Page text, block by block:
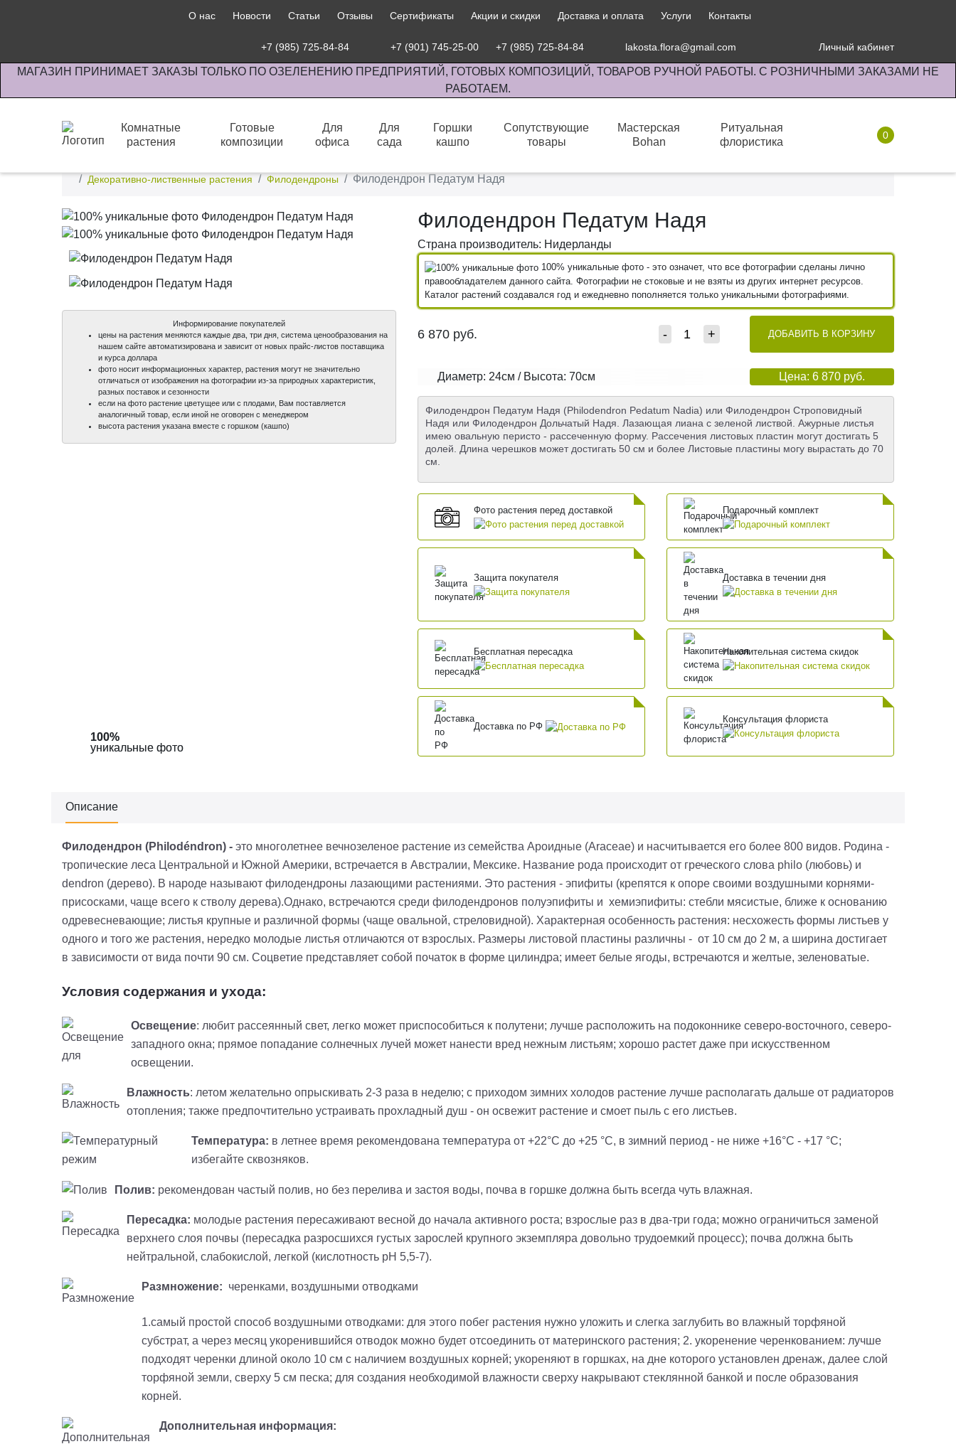
О нас Новости Статьи Отзывы Сертификаты Акции и скидки Доставка и оплата Услуги Контакты
+7 (985) 725-84-84 +7 (901) 745-25-00 +7 (985) 725-84-84 lakosta.flora@gmail.com Личный кабинет
МАГАЗИН ПРИНИМАЕТ ЗАКАЗЫ ТОЛЬКО ПО ОЗЕЛЕНЕНИЮ ПРЕДПРИЯТИЙ, ГОТОВЫХ КОМПОЗИЦИЙ, ТОВАРОВ РУЧНОЙ РАБОТЫ. С РОЗНИЧНЫМИ ЗАКАЗАМИ НЕ
РАБОТАЕМ.
Комнатные
растения
Готовые
композиции
Для
офиса
Для
сада
Горшки
кашпо
Сопутствующие
товары
Мастерская
Bohan
Ритуальная
флористика
0
Декоративно-лиственные растения
Филодендроны Филодендрон Педатум Надя
100%
уникальные фото
100%
уникальные фото
Информирование покупателей
цены на растения меняются каждые два, три дня, система ценообразования на
нашем сайте автоматизирована и зависит от новых прайс-листов поставщика
и курса доллара
фото носит информационных характер, растения могут не значительно
отличаться от изображения на фотографии из-за природных характеристик,
разных поставок и сезонности
если на фото растение цветущее или с плодами, Вам поставляется
аналогичный товар, если иной не оговорен с менеджером
высота растения указана вместе с горшком (кашпо)
Филодендрон Педатум Надя
Страна производитель: Нидерланды
100% уникальные фото - это означет, что все фотографии сделаны лично
правообладателем данного сайта. Фотографии не стоковые и не взяты из других интернет ресурсов.
Каталог растений создавался год и ежедневно пополняется только уникальными фотографиями.
6 870 руб. - + ДОБАВИТЬ В КОРЗИНУ
Диаметр: 24см / Высота: 70см Цена: 6 870 руб.
Филодендрон Педатум Надя (Philodendron Pedatum Nadia) или Филодендрон Строповидный
Надя или Филодендрон Дольчатый Надя. Лазающая лиана с зеленой листвой. Ажурные листья
имею овальную перисто - рассеченную форму. Рассечения листовых пластин могут достигать 5
долей. Длина черешков может достигать 50 см и более Листовые пластины могу вырастать до 70
см.
Фото растения перед доставкой Подарочный комплект
Защита покупателя Доставка в течении дня
Бесплатная пересадка Накопительная система скидок
Доставка по РФ
Консультация флориста
Описание
Филодендрон (Philodéndron) - это многолетнее вечнозеленое растение из семейства Ароидные (Araceae) и насчитывается его более 800 видов. Родина -
тропические леса Центральной и Южной Америки, встречается в Австралии, Мексике. Название рода происходит от греческого слова philo (любовь) и
dendron (дерево). В народе называют филодендроны лазающими растениями. Это растения - эпифиты (крепятся к опоре своими воздушными корнями-
присосками, чаще всего к стволу дерева).Однако, встречаются среди филодендронов полуэпифиты и хемиэпифиты: стебли мясистые, ближе к основанию
одревесневающие; листья крупные и различной формы (чаще овальной, стреловидной). Характерная особенность растения: несхожесть формы листьев у
одного и того же растения, нередко молодые листья отличаются от взрослых. Размеры листовой пластины различны - от 10 см до 2 м, а ширина достигает
в зависимости от вида почти 90 см. Соцветие представляет собой початок в форме цилиндра; имеет белые ягоды, встречаются и желтые, зеленоватые.
Условия содержания и ухода:
Освещение: любит рассеянный свет, легко может приспособиться к полутени; лучше расположить на подоконнике северо-восточного, северо-
западного окна; прямое попадание солнечных лучей может нанести вред нежным листьям; хорошо растет даже при искусственном
освещении.
Влажность: летом желательно опрыскивать 2-3 раза в неделю; с приходом зимних холодов растение лучше располагать дальше от радиаторов
отопления; также предпочтительно устраивать прохладный душ - он освежит растение и смоет пыль с его листьев.
Температура: в летнее время рекомендована температура от +22°С до +25 °С, в зимний период - не ниже +16°С - +17 °С;
избегайте сквозняков.
Полив: рекомендован частый полив, но без перелива и застоя воды, почва в горшке должна быть всегда чуть влажная.
Пересадка: молодые растения пересаживают весной до начала активного роста; взрослые раз в два-три года; можно ограничиться заменой
верхнего слоя почвы (пересадка разросшихся густых зарослей крупного экземпляра довольно трудоемкий процесс); почва должна быть
нейтральной, слабокислой, легкой (кислотность pH 5,5-7).
Размножение: черенками, воздушными отводками
1.самый простой способ воздушными отводками: для этого побег растения нужно уложить и слегка заглубить во влажный торфяной
субстрат, а через месяц укоренившийся отводок можно будет отсоединить от материнского растения; 2. укоренение черенкованием: лучше
подходят черенки длиной около 10 см с наличием воздушных корней; укореняют в горшках, на дне которого установлен дренаж, далее слой
торфяной земли, сверху 5 см песка; для создания необходимой влажности сверху накрывают стеклянной банкой и после образования
корней.
Дополнительная информация: